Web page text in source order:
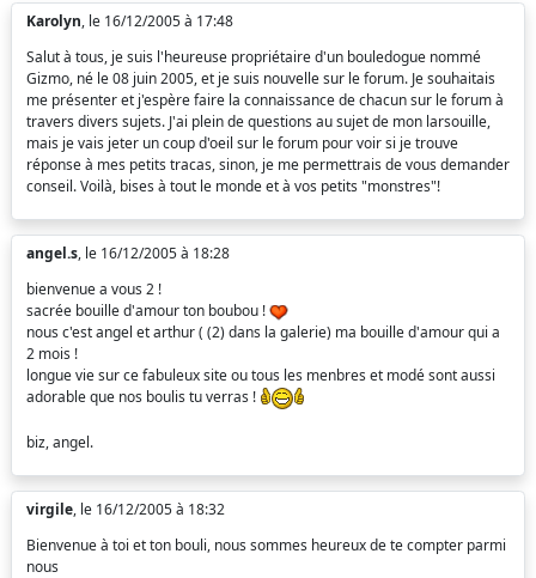
Karolyn, le 16/12/2005 à 17:48
Salut à tous, je suis l'heureuse propriétaire d'un bouledogue nommé
Gizmo, né le 08 juin 2005, et je suis nouvelle sur le forum. Je souhaitais
me présenter et j'espère faire la connaissance de chacun sur le forum à
travers divers sujets. J'ai plein de questions au sujet de mon larsouille,
mais je vais jeter un coup d'oeil sur le forum pour voir si je trouve
réponse à mes petits tracas, sinon, je me permettrais de vous demander
conseil. Voilà, bises à tout le monde et à vos petits "monstres"!
angel.s, le 16/12/2005 à 18:28
bienvenue a vous 2 !
sacrée bouille d'amour ton boubou !
nous c'est angel et arthur ( (2) dans la galerie) ma bouille d'amour qui a
2 mois !
longue vie sur ce fabuleux site ou tous les menbres et modé sont aussi
adorable que nos boulis tu verras !
biz, angel.
virgile, le 16/12/2005 à 18:32
Bienvenue à toi et ton bouli, nous sommes heureux de te compter parmi
nous